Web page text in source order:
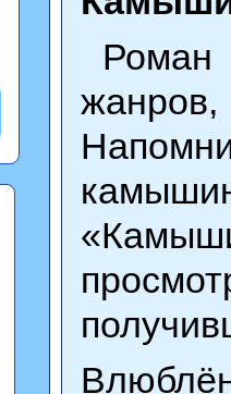
Роман
жанров,